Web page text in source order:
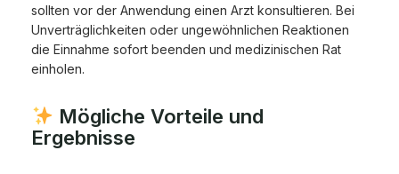
sollten vor der Anwendung einen Arzt konsultieren. Bei
Unverträglichkeiten oder ungewöhnlichen Reaktionen
die Einnahme sofort beenden und medizinischen Rat
einholen.
Mögliche Vorteile und
Ergebnisse